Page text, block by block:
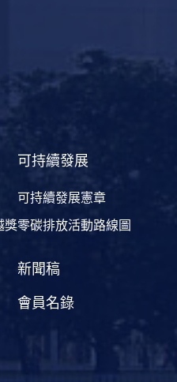
獎
可持續發展
可持續發展憲章
零碳排放活動路線圖
新聞稿
會員名錄